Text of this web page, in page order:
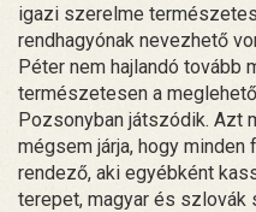
igazi szerelme
rendhagyónak nevezhető
Péter nem hajlandó tovább
természetesen a
Pozsonyban játszódik. Azt
mégsem járja, hogy
rendező, aki egyébként
terepet, magyar és